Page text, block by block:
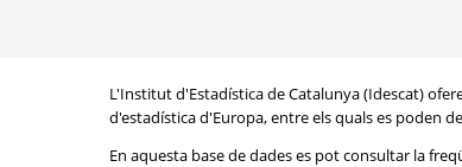
L'Institut d'Estadística de Catalunya (Idescat)
d'estadística d'Europa, entre els quals es poden
En aquesta base de dades es pot consultar la